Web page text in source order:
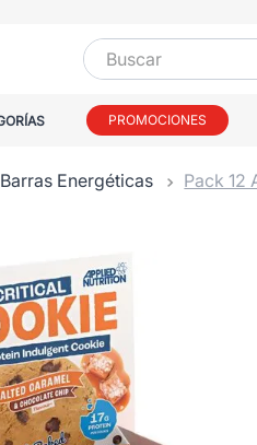
Buscar
PROMOCIONES
Barras Energéticas Pack 12